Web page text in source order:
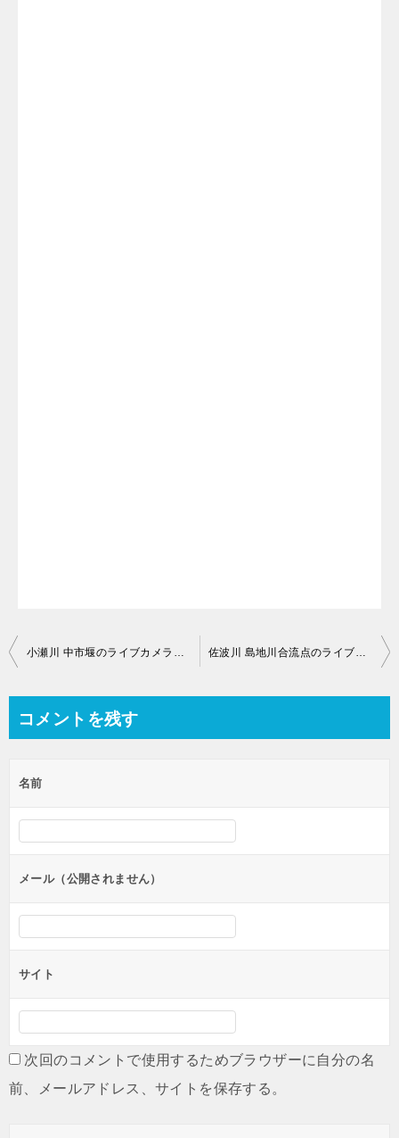
投
ビ
ー
シ
ン
小瀬川 中市堰のライブカメラ【山口県玖珂郡和木町】 佐波川 島地川合流点のライブカメラ【山口市徳地堀】
コメントを残す
名前
メール（公開されません）
サイト
次回のコメントで使用するためブラウザーに自分の名
前、メールアドレス、サイトを保存する。